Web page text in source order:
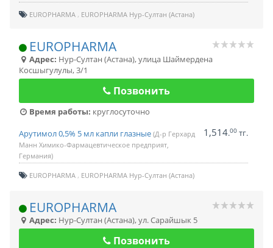
EUROPHARMA EUROPHARMA Нур-Султан (Астана)
EUROPHARMA
Адрес: Нур-Султан (Астана),улица Шаймердена
Косшыгулулы, 3/1
Позвонить
Время работы: круглосуточно
Арутимол 0,5% 5 мл капли глазные (Д-р Герхард
Манн Химико-Фармацевтическое предприят,
Германия)
1,514.00 тг.
EUROPHARMA EUROPHARMA Нур-Султан (Астана)
EUROPHARMA
Адрес: Нур-Султан (Астана),ул. Сарайшык 5
Позвонить